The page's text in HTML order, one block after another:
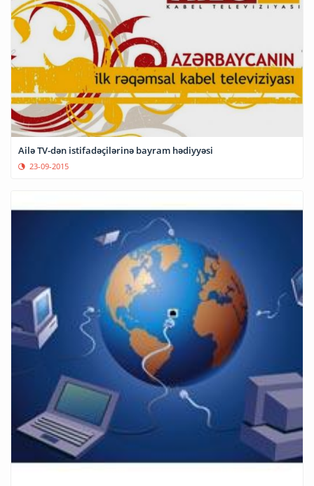
Ailə TV-dən istifadəçilərinə bayram hədiyyəsi
23-09-2015